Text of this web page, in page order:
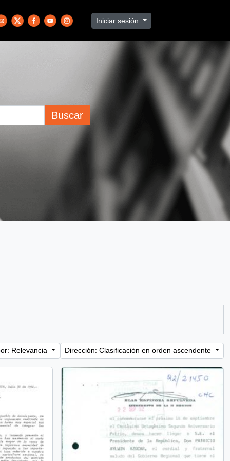
Iniciar sesión
Buscar
Relevancia Dirección: Clasificación en orden ascendente